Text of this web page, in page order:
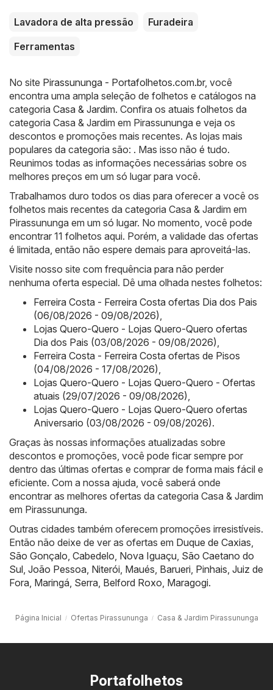
Lavadora de alta pressão
Furadeira
Ferramentas
No site Pirassununga - Portafolhetos.com.br, você
encontra uma ampla seleção de folhetos e catálogos na
categoria Casa & Jardim. Confira os atuais folhetos da
categoria Casa & Jardim em Pirassununga e veja os
descontos e promoções mais recentes. As lojas mais
populares da categoria são: . Mas isso não é tudo.
Reunimos todas as informações necessárias sobre os
melhores preços em um só lugar para você.
Trabalhamos duro todos os dias para oferecer a você os
folhetos mais recentes da categoria Casa & Jardim em
Pirassununga em um só lugar. No momento, você pode
encontrar 11 folhetos aqui. Porém, a validade das ofertas
é limitada, então não espere demais para aproveitá-las.
Visite nosso site com frequência para não perder
nenhuma oferta especial. Dê uma olhada nestes folhetos:
Ferreira Costa - Ferreira Costa ofertas Dia dos Pais
(06/08/2026 - 09/08/2026)
Lojas Quero-Quero - Lojas Quero-Quero ofertas
Dia dos Pais (03/08/2026 - 09/08/2026)
Ferreira Costa - Ferreira Costa ofertas de Pisos
(04/08/2026 - 17/08/2026)
Lojas Quero-Quero - Lojas Quero-Quero - Ofertas
atuais (29/07/2026 - 09/08/2026)
Lojas Quero-Quero - Lojas Quero-Quero ofertas
Aniversario (03/08/2026 - 09/08/2026).
Graças às nossas informações atualizadas sobre
descontos e promoções, você pode ficar sempre por
dentro das últimas ofertas e comprar de forma mais fácil e
eficiente. Com a nossa ajuda, você saberá onde
encontrar as melhores ofertas da categoria Casa & Jardim
em Pirassununga.
Outras cidades também oferecem promoções irresistíveis.
Então não deixe de ver as ofertas em Duque de Caxias
São Gonçalo Cabedelo Nova Iguaçu São Caetano do
Sul João Pessoa Niterói Maués Barueri Pinhais Juiz de
Fora Maringá Serra Belford Roxo Maragogi.
Página Inicial Ofertas Pirassununga Casa & Jardim Pirassununga
Portafolhetos